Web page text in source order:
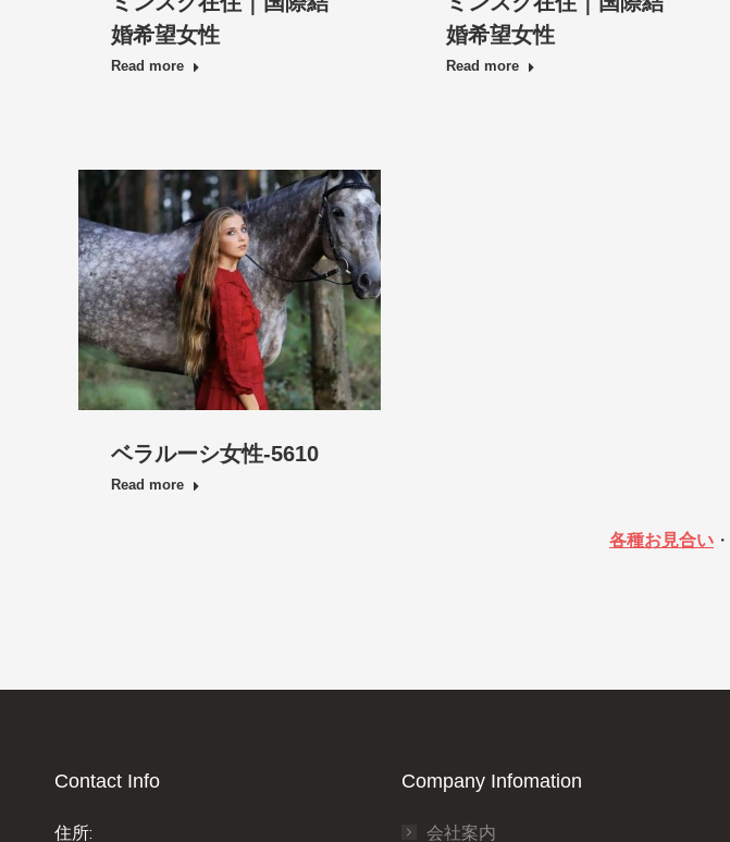
婚希望女性
Read more
婚希望女性
Read more
ベラルーシ女性-5610
Read more
各種お見合い ・
Contact Info
住所:
Company Infomation
会社案内